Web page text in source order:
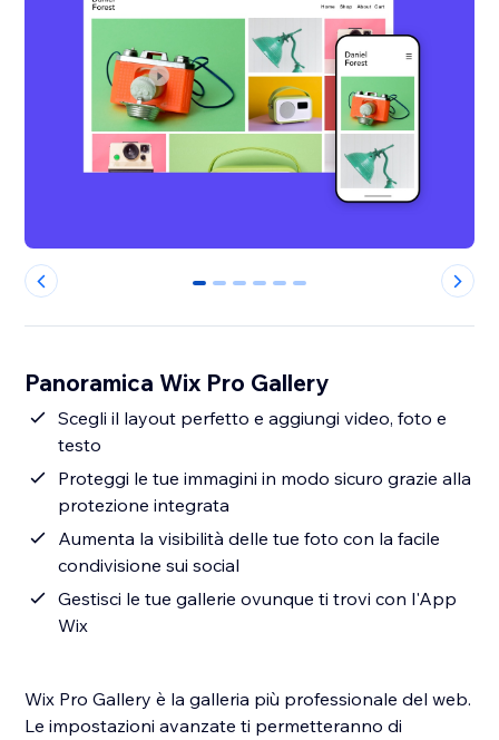
0 1 2 3 4 5
Panoramica Wix Pro Gallery
Scegli il layout perfetto e aggiungi video, foto e
testo
Proteggi le tue immagini in modo sicuro grazie alla
protezione integrata
Aumenta la visibilità delle tue foto con la facile
condivisione sui social
Gestisci le tue gallerie ovunque ti trovi con l'App
Wix
Wix Pro Gallery è la galleria più professionale del web.
Le impostazioni avanzate ti permetteranno di